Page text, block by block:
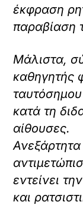
έκφραση
παραβίαση
Μάλιστα,
καθηγητής
κατά τη
αίθουσες.
εντείνει
και